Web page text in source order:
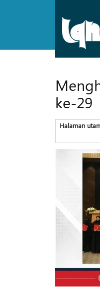
ke-29
Halaman